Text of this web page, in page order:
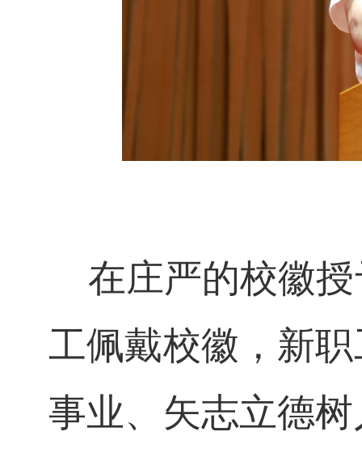
在庄严的校徽
工佩戴校徽，新
事业、矢志立德